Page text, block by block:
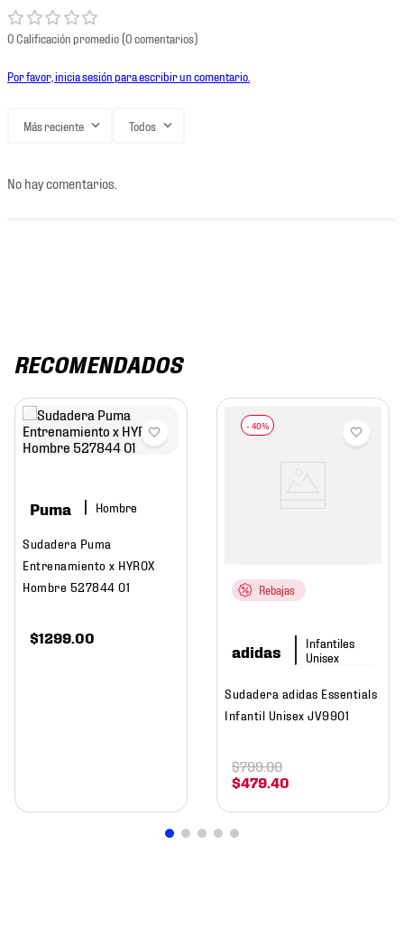
0 Calificación promedio(0 comentarios)
Por favor, inicia sesión para escribir un comentario.
Más reciente Todos
No hay comentarios.
RECOMENDADOS
Puma Hombre
Sudadera Puma
Entrenamiento x HYROX
Hombre 527844 01
$1299.00
Rebajas
adidas
Sudadera adidas Essentials
Infantil Unisex JV9901
$479.40
$799.00